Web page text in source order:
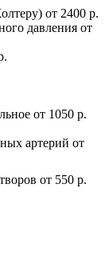
от 2400 р.
давления от
от 1050 р.
артерий от
от 550 р.